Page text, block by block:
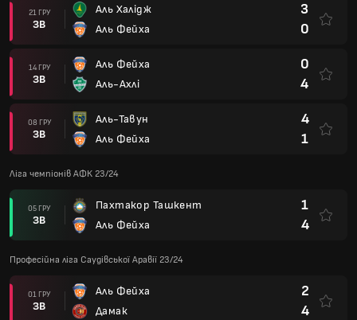
21 ГРУ
ЗВ
Аль Халідж
Аль Фейха
3
0
14 ГРУ
ЗВ
Аль Фейха
Аль-Ахлі
0
4
08 ГРУ
ЗВ
Аль-Тавун
Аль Фейха
4
1
Ліга чемпіонів АФК 23/24
05 ГРУ
ЗВ
Пахтакор Ташкент
Аль Фейха
1
4
Професійна ліга Саудівської Аравії 23/24
01 ГРУ
ЗВ
Аль Фейха
Дамак
2
4